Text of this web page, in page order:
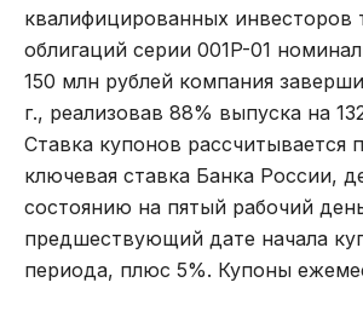
квалифицированных инвесторов
облигаций серии 001P-01
150 млн рублей компания
г., реализовав 88% выпуска на
Ставка купонов рассчитывается
ключевая ставка Банка России,
состоянию на пятый рабочий
предшествующий дате начала
периода, плюс 5%. Купоны